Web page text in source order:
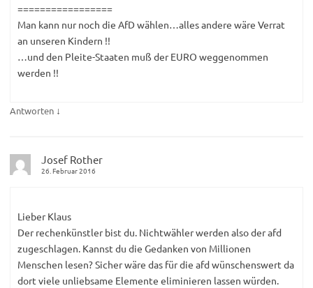
=================
Man kann nur noch die AfD wählen…alles andere wäre Verrat
an unseren Kindern !!
…und den Pleite-Staaten muß der EURO weggenommen
werden !!
Antworten ↓
Josef Rother
26. Februar 2016
Lieber Klaus
Der rechenkünstler bist du. Nichtwähler werden also der afd
zugeschlagen. Kannst du die Gedanken von Millionen
Menschen lesen? Sicher wäre das für die afd wünschenswert da
dort viele unliebsame Elemente eliminieren lassen würden.